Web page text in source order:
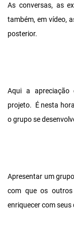
As conversas, as
também, em vídeo,
posterior.
Aqui a apreciação
projeto. É nesta
o grupo se
Apresentar um
com que os outros
enriquecer com seus